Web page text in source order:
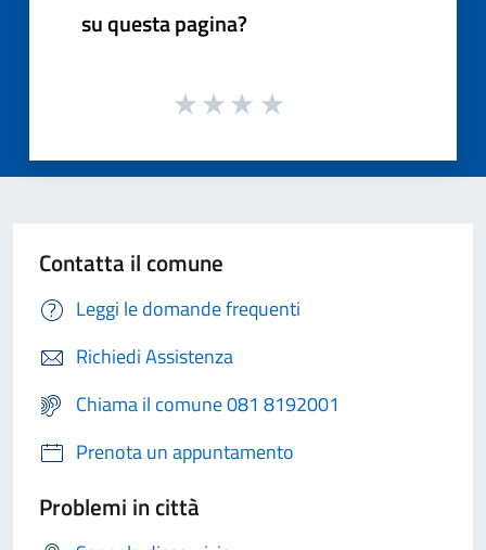
su questa pagina?
Contatta il comune
Leggi le domande frequenti
Richiedi Assistenza
Chiama il comune 081 8192001
Prenota un appuntamento
Problemi in città